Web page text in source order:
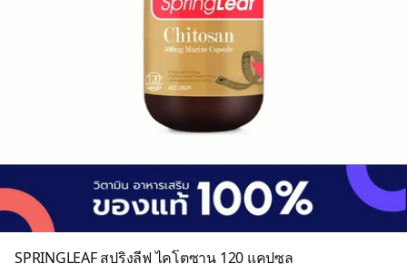
SPRINGLEAF สปริงลีฟ ไคโตซาน 120 แคปซูล